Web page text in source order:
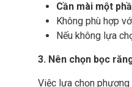
Cần mài một
Không phù hợp
Nếu không lựa
3. Nên chọn bọc
Việc lựa chọn